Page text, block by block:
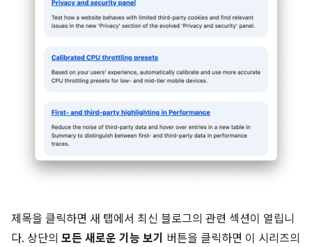
제목을 클릭하면 새 탭에서 최신 블로그의 관련 섹션이 열립니
다. 상단의 모든 새로운 기능 보기 버튼을 클릭하면 이 시리즈의